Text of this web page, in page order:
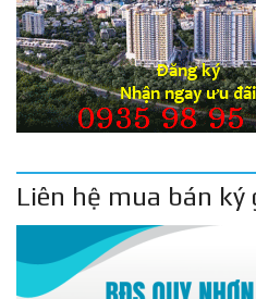
Liên hệ mua bán ký